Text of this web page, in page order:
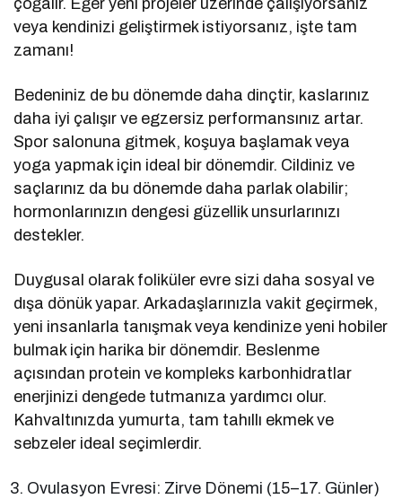
çoğalır. Eğer yeni projeler üzerinde çalışıyorsanız
veya kendinizi geliştirmek istiyorsanız, işte tam
zamanı!
Bedeniniz de bu dönemde daha dinçtir, kaslarınız
daha iyi çalışır ve egzersiz performansınız artar.
Spor salonuna gitmek, koşuya başlamak veya
yoga yapmak için ideal bir dönemdir. Cildiniz ve
saçlarınız da bu dönemde daha parlak olabilir;
hormonlarınızın dengesi güzellik unsurlarınızı
destekler.
Duygusal olarak foliküler evre sizi daha sosyal ve
dışa dönük yapar. Arkadaşlarınızla vakit geçirmek,
yeni insanlarla tanışmak veya kendinize yeni hobiler
bulmak için harika bir dönemdir. Beslenme
açısından protein ve kompleks karbonhidratlar
enerjinizi dengede tutmanıza yardımcı olur.
Kahvaltınızda yumurta, tam tahıllı ekmek ve
sebzeler ideal seçimlerdir.
Ovulasyon Evresi: Zirve Dönemi (15–17. Günler)